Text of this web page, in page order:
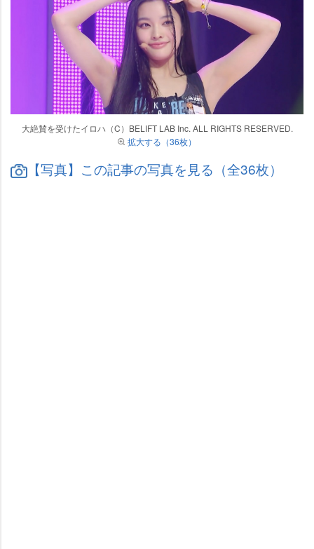
大絶賛を受けたイロハ（C）BELIFT LAB Inc. ALL RIGHTS RESERVED.
拡大する（36枚）
【写真】この記事の写真を見る（全36枚）